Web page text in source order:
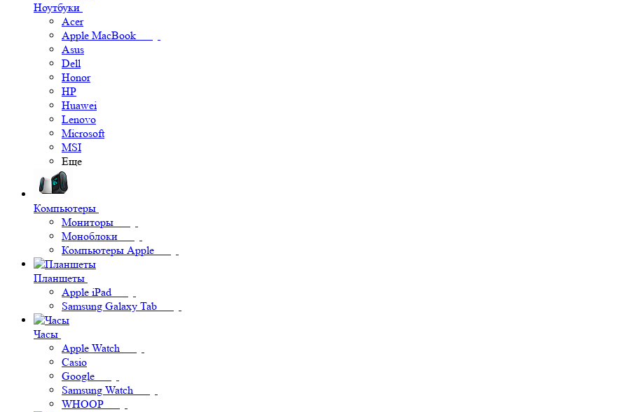
Ноутбуки
Acer
Apple MacBook
Asus
Dell
Honor
HP
Huawei
Lenovo
Microsoft
MSI
Еще
Компьютеры
Мониторы
Моноблоки
Компьютеры Apple
Планшеты
Apple iPad
Samsung Galaxy Tab
Часы
Apple Watch
Casio
Google
Samsung Watch
WHOOP